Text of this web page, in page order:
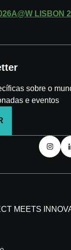
A@W LISBON
sobre o
e eventos
MEETS